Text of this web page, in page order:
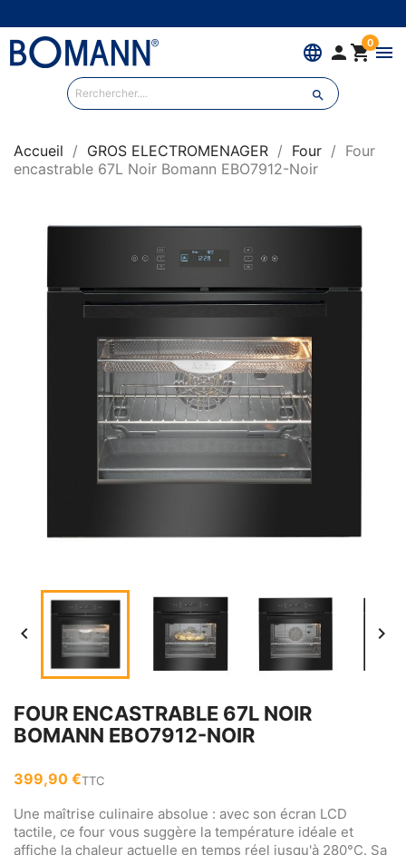
language  0menu

Accueil GROS ELECTROMENAGER Four
Four
encastrable 67L Noir Bomann EBO7912-Noir
 
FOUR ENCASTRABLE 67L NOIR
BOMANN EBO7912-NOIR
399,90 €TTC
Une maîtrise culinaire absolue : avec son écran LCD
tactile, ce four vous suggère la température idéale et
affiche la chaleur actuelle en temps réel jusqu'à 280°C. Sa